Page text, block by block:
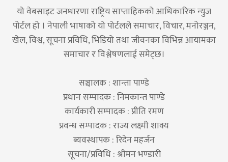
यो वेबसाइट जनधारणा राष्ट्रिय साप्ताहिकको आधिकारिक न्युज
पोर्टल हो । नेपाली भाषाको यो पोर्टलले समाचार, विचार, मनोरञ्जन,
खेल, विश्व, सूचना प्रविधि, भिडियो तथा जीवनका विभिन्न आयामका
समाचार र विश्लेषणलाई समेट्छ।
सञ्चालक : शान्ता पाण्डे
प्रधान सम्पादक : निमकान्त पाण्डे
कार्यकारी सम्पादक : प्रीति रमण
प्रवन्ध सम्पादक : राज्य लक्ष्मी शाक्य
ब्यवस्थापक : रिदेन महर्जन
सूचना/प्रविधि : श्रीमन भण्डारी